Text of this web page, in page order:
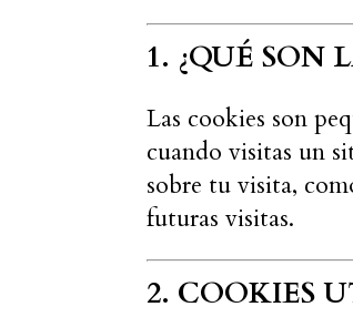
1. ¿QUÉ SON
Las cookies son
cuando visitas un
sobre tu visita,
futuras visitas.
2. COOKIES